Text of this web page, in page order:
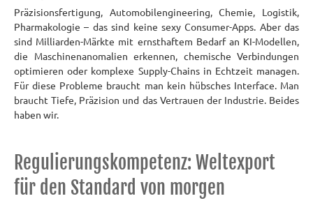
Präzisionsfertigung, Automobilengineering, Chemie, Logistik,
Pharmakologie – das sind keine sexy Consumer-Apps. Aber das
sind Milliarden-Märkte mit ernsthaftem Bedarf an KI-Modellen,
die Maschinenanomalien erkennen, chemische Verbindungen
optimieren oder komplexe Supply-Chains in Echtzeit managen.
Für diese Probleme braucht man kein hübsches Interface. Man
braucht Tiefe, Präzision und das Vertrauen der Industrie. Beides
haben wir.
Regulierungskompetenz: Weltexport
für den Standard von morgen